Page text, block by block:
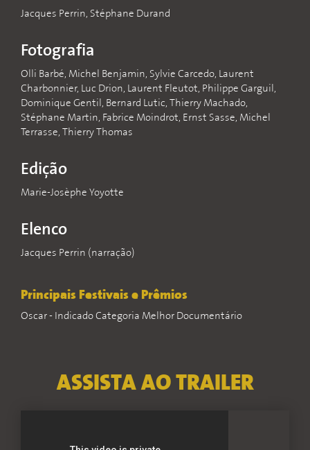
Jacques Perrin, Stéphane Durand
Fotografia
Olli Barbé, Michel Benjamin, Sylvie Carcedo, Laurent
Charbonnier, Luc Drion, Laurent Fleutot, Philippe Garguil,
Dominique Gentil, Bernard Lutic, Thierry Machado,
Stéphane Martin, Fabrice Moindrot, Ernst Sasse, Michel
Terrasse, Thierry Thomas
Edição
Marie-Josèphe Yoyotte
Elenco
Jacques Perrin (narração)
Principais Festivais e Prêmios
Oscar - Indicado Categoria Melhor Documentário
ASSISTA AO TRAILER